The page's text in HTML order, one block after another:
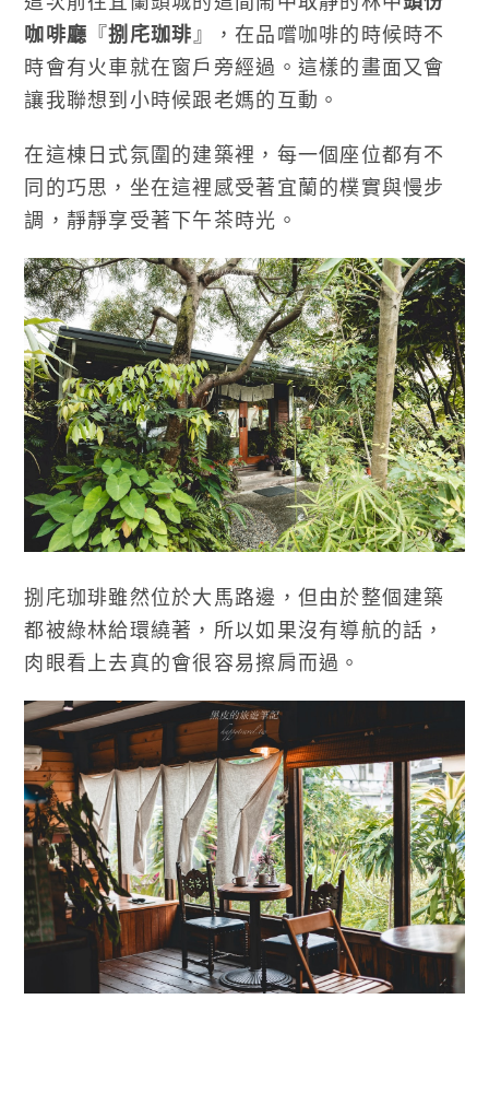
咖啡廳 『捌㡯珈琲 』，在品嚐咖啡的時候時不
時會有火車就在窗戶旁經過。這樣的畫面又會
讓我聯想到小時候跟老媽的互動。
在這棟日式氛圍的建築裡，每一個座位都有不
同的巧思，坐在這裡感受著宜蘭的樸實與慢步
調，靜靜享受著下午茶時光。
捌㡯珈琲雖然位於大馬路邊，但由於整個建築
都被綠林給環繞著，所以如果沒有導航的話，
肉眼看上去真的會很容易擦肩而過。